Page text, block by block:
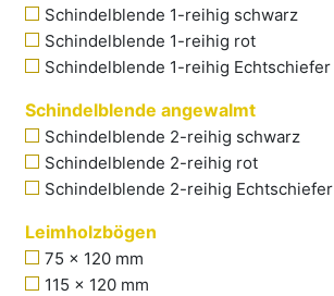
Schindelblende 1-reihig schwarz
Schindelblende 1-reihig rot
Schindelblende 1-reihig Echtschiefer
Schindelblende angewalmt
Schindelblende 2-reihig schwarz
Schindelblende 2-reihig rot
Schindelblende 2-reihig Echtschiefer
Leimholzbögen
75 x 120 mm
115 x 120 mm